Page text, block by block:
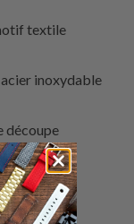
textile
inoxydable
découpe
une